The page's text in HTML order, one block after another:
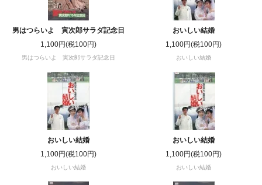
男はつらいよ 寅次郎サラダ記念日
1,100円(税100円)
男はつらいよ 寅次郎サラダ記念日
おいしい結婚
1,100円(税100円)
おいしい結婚
おいしい結婚
1,100円(税100円)
おいしい結婚
おいしい結婚
1,100円(税100円)
おいしい結婚